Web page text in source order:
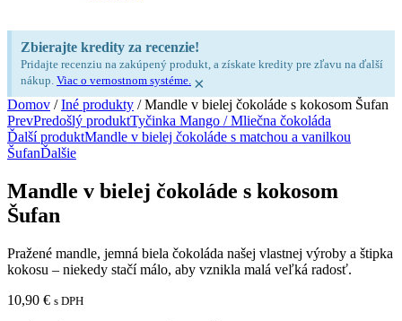
Zbierajte kredity za recenzie!
Pridajte recenziu na zakúpený produkt, a získate kredity pre zľavu na ďalší
nákup. Viac o vernostnom systéme. ×
Domov /Iné produkty / Mandle v bielej čokoláde s kokosom Šufan
PrevPredošlý produktTyčinka Mango / Mliečna čokoláda
Ďalší produktMandle v bielej čokoláde s matchou a vanilkou
ŠufanĎalšie
Mandle v bielej čokoláde s kokosom
Šufan
Pražené mandle, jemná biela čokoláda našej vlastnej výroby a štipka
kokosu – niekedy stačí málo, aby vznikla malá veľká radosť.
10,90 € s DPH